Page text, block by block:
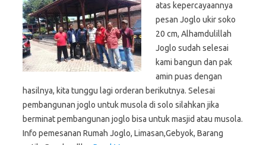
atas kepercayaannya
pesan Joglo ukir soko
20 cm, Alhamdulillah
Joglo sudah selesai
kami bangun dan pak
amin puas dengan
hasilnya, kita tunggu lagi orderan berikutnya. Selesai
pembangunan joglo untuk musola di solo silahkan jika
berminat pembangunan joglo bisa untuk masjid atau musola.
Info pemesanan Rumah Joglo, Limasan,Gebyok, Barang